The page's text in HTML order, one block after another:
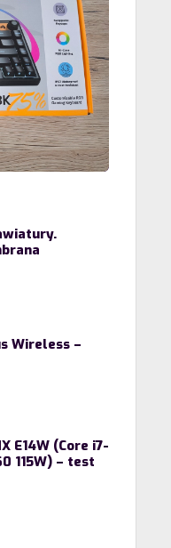
Wireless –
E14W (Core i7-
115W) – test